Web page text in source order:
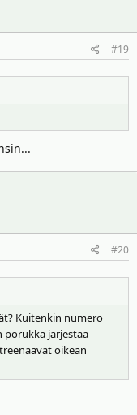
#19
#20
Kuitenkin numero
porukka järjestää
oikean